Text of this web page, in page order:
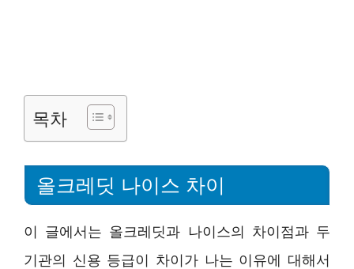
목차
올크레딧 나이스 차이
이 글에서는 올크레딧과 나이스의 차이점과 두
기관의 신용 등급이 차이가 나는 이유에 대해서